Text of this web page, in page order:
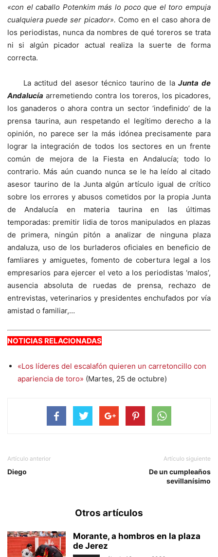
«con el caballo Potenkim más lo poco que el toro empuja
cualquiera puede ser picador». Como en el caso ahora de
los periodistas, nunca da nombres de qué toreros se trata
ni si algún picador actual realiza la suerte de forma
correcta.
La actitud del asesor técnico taurino de laJunta de
Andalucía arremetiendo contra los toreros, los picadores,
los ganaderos o ahora contra un sector ‘indefinido’ de la
prensa taurina, aun respetando el legítimo derecho a la
opinión, no parece ser la más idónea precisamente para
lograr la integración de todos los sectores en un frente
común de mejora de la Fiesta en Andalucía; todo lo
contrario. Más aún cuando nunca se le ha leído al citado
asesor taurino de la Junta algún artículo igual de crítico
sobre los errores y abusos cometidos por la propia Junta
de Andalucía en materia taurina en las últimas
temporadas: premitir lidia de toros manipulados en plazas
de primera, ningún pitón a analizar de ninguna plaza
andaluza, uso de los burladeros oficiales en beneficio de
famliares y amiguetes, fomento de cobertura legal a los
empresarios para ejercer el veto a los periodistas ‘malos’,
ausencia absoluta de ruedas de prensa, rechazo de
entrevistas, veterinarios y presidentes enchufados por vía
amistad o familiar,…
NOTICIAS RELACIONADAS
«Los líderes del escalafón quieren un carretoncillo con
apariencia de toro» (Martes, 25 de octubre)
Artículo anterior
Diego
Artículo siguiente
De un cumpleaños
sevillanísimo
Otros artículos
Morante, a hombros en la plaza
de Jerez